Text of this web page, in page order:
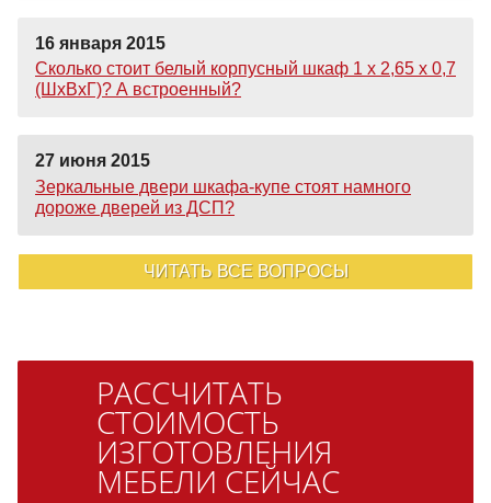
16 января 2015
Сколько стоит белый корпусный шкаф 1 х 2,65 х 0,7
(ШхВхГ)? А встроенный?
27 июня 2015
Зеркальные двери шкафа-купе стоят намного
дороже дверей из ДСП?
ЧИТАТЬ ВСЕ ВОПРОСЫ
РАССЧИТАТЬ
СТОИМОСТЬ
ИЗГОТОВЛЕНИЯ
МЕБЕЛИ СЕЙЧАС